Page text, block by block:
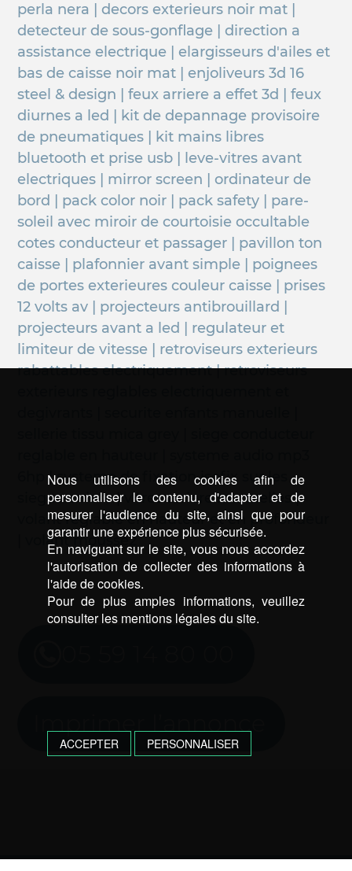
perla nera | decors exterieurs noir mat |
detecteur de sous-gonflage | direction a
assistance electrique | elargisseurs d'ailes et
bas de caisse noir mat | enjoliveurs 3d 16
steel & design | feux arriere a effet 3d | feux
diurnes a led | kit de depannage provisoire
de pneumatiques | kit mains libres
bluetooth et prise usb | leve-vitres avant
electriques | mirror screen | ordinateur de
bord | pack color noir | pack safety | pare-
soleil avec miroir de courtoisie occultable
cotes conducteur et passager | pavillon ton
caisse | plafonnier avant simple | poignees
de portes exterieures couleur caisse | prises
12 volts av | projecteurs antibrouillard |
projecteurs avant a led | regulateur et
limiteur de vitesse | retroviseurs exterieurs
rabattables electriquement | retroviseurs
6hp | systeme de fixation isofix sur les
sieges arriere | vitres arriere manuelles |
volant reglable en hauteur et en profondeur
| volant mousse2
Imprimer l’annonce
Nous utilisons des cookies afin de
personnaliser le contenu, d'adapter et de
mesurer l'audience du site, ainsi que pour
garantir une expérience plus sécurisée.
En naviguant sur le site, vous nous accordez
l'autorisation de collecter des informations à
l'aide de cookies.
Pour de plus amples informations, veuillez
consulter les mentions légales du site.
ACCEPTER PERSONNALISER